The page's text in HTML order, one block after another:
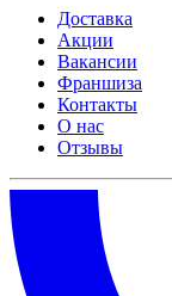
Доставка
Акции
Вакансии
Франшиза
Контакты
О нас
Отзывы